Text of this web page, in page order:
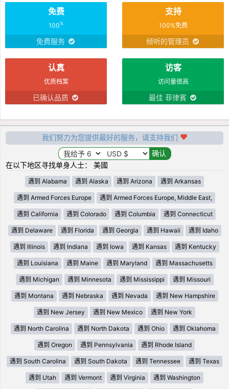
免费
100%
免费服务
支持
100%免费
倾听的管理员
认真
优质档案
已确认品质
访客
访问量很高
最佳 菲律賓
我们努力为您提供最好的服务，请支持我们
在以下地区寻找单身人士： 美國
遇到 Alabama 遇到 Alaska 遇到 Arizona 遇到 Arkansas
遇到 Armed Forces Europe 遇到 Armed Forces Europe, Middle East,
遇到 California 遇到 Colorado 遇到 Columbia 遇到 Connecticut
遇到 Delaware 遇到 Florida 遇到 Georgia 遇到 Hawaii 遇到 Idaho
遇到 Illinois 遇到 Indiana 遇到 Iowa 遇到 Kansas 遇到 Kentucky
遇到 Louisiana 遇到 Maine 遇到 Maryland 遇到 Massachusetts
遇到 Michigan 遇到 Minnesota 遇到 Mississippi 遇到 Missouri
遇到 Montana 遇到 Nebraska 遇到 Nevada 遇到 New Hampshire
遇到 New Jersey 遇到 New Mexico 遇到 New York
遇到 North Carolina 遇到 North Dakota 遇到 Ohio 遇到 Oklahoma
遇到 Oregon 遇到 Pennsylvania 遇到 Rhode Island
遇到 South Carolina 遇到 South Dakota 遇到 Tennessee 遇到 Texas
遇到 Utah 遇到 Vermont 遇到 Virginia 遇到 Washington